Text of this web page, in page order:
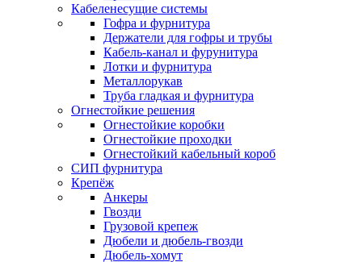
Кабеленесущие системы
Гофра и фурнитура
Держатели для гофры и трубы
Кабель-канал и фурунитура
Лотки и фурнитура
Металлорукав
Труба гладкая и фурнитура
Огнестойкие решения
Огнестойкие коробки
Огнестойкие проходки
Огнестойкий кабельный короб
СИП фурнитура
Крепёж
Анкеры
Гвозди
Грузовой крепеж
Дюбели и дюбель-гвозди
Дюбель-хомут